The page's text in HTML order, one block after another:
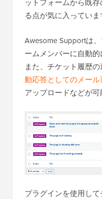
ットフォームから既
る点が気に入っていま
Awesome Supportは
ームメンバーに自動的
また、チケット履歴
動応答としてのメール
アップロードなどが可
プラグインを使用し